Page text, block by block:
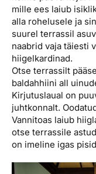
mille ees laiub
alla rohelusele ja
suurel terrassil
naabrid vaja täiesti
hiigelkardinad.
Otse terrassilt
baldahhiini all
Kirjutuslaual on
juhtkonnalt.
Vannitoas laiub
otse terrassile
on imeline igas